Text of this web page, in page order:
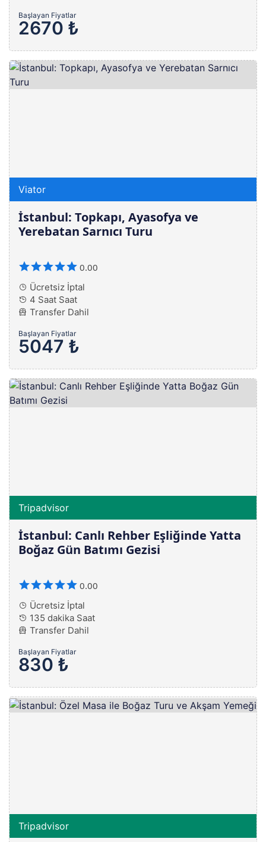
Başlayan Fiyatlar
2670 ₺
Viator
İstanbul: Topkapı, Ayasofya ve
Yerebatan Sarnıcı Turu
0.00
Ücretsiz İptal
4 Saat Saat
Transfer Dahil
Başlayan Fiyatlar
5047 ₺
Tripadvisor
İstanbul: Canlı Rehber Eşliğinde Yatta
Boğaz Gün Batımı Gezisi
0.00
Ücretsiz İptal
135 dakika Saat
Transfer Dahil
Başlayan Fiyatlar
830 ₺
Tripadvisor